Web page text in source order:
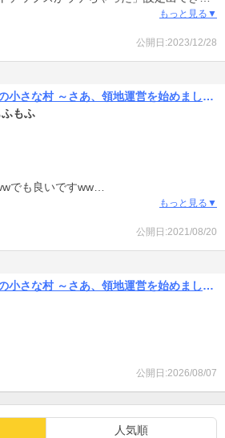
トチップスを発明したのは19世紀のアメ
手柄じゃないって事を明かすなろう系を
スゲーはもう分かったから。
もっと見る▼
公開日:2023/12/28
加護なし令嬢の小さな村 ～さあ、領地運営を始めましょう！～
ふもふ
でも良いですww
感じない、、キャラがウザイですww
もっと見る▼
公開日:2021/08/20
加護なし令嬢の小さな村 ～さあ、領地運営を始めましょう！～
公開日:2026/08/07
人気順